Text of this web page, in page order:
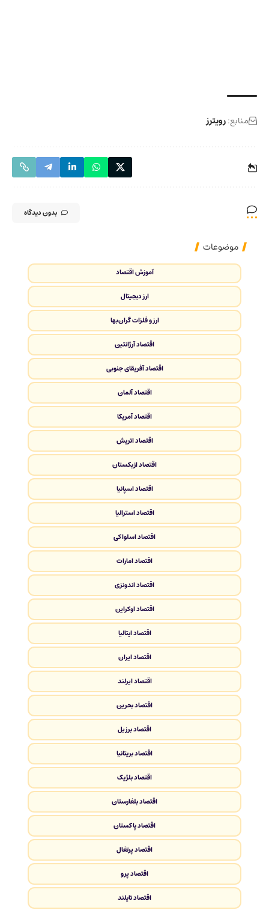
منابع:رویترز
بدون دیدگاه
موضوعات
آموزش اقتصاد
ارز دیجیتال
ارز و فلزات گران‌بها
اقتصاد آرژانتین
اقتصاد آفریقای جنوبی
اقتصاد آلمان
اقتصاد آمریکا
اقتصاد اتریش
اقتصاد ازبکستان
اقتصاد اسپانیا
اقتصاد استرالیا
اقتصاد اسلواکی
اقتصاد امارات
اقتصاد اندونزی
اقتصاد اوکراین
اقتصاد ایتالیا
اقتصاد ایران
اقتصاد ایرلند
اقتصاد بحرین
اقتصاد برزیل
اقتصاد بریتانیا
اقتصاد بلژیک
اقتصاد بلغارستان
اقتصاد پاکستان
اقتصاد پرتغال
اقتصاد پرو
اقتصاد تایلند